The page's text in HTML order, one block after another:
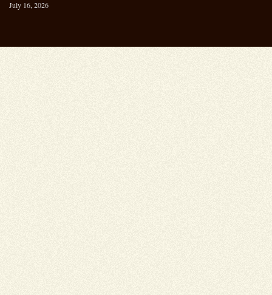
July 16, 2026